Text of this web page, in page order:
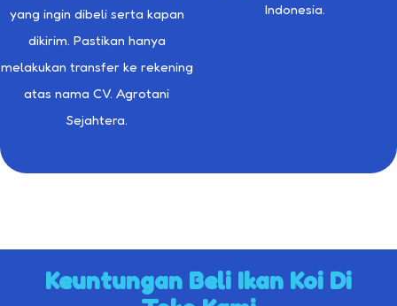
yang ingin dibeli serta kapan
dikirim. Pastikan hanya
melakukan transfer ke rekening
atas nama CV. Agrotani
Sejahtera.
Indonesia.
Keuntungan Beli Ikan Koi Di